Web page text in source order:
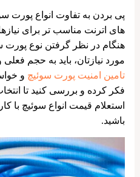
پی بردن به تفاوت انواع پورت
های اترنت مناسب تر برای
هنگام در نظر گرفتن نوع
مورد نیازتان، باید به حجم
تامین امنیت پورت سوئیچ و
فکر کرده و بررسی کنید تا
استعلام قیمت انواع سوئیچ با
باشید.